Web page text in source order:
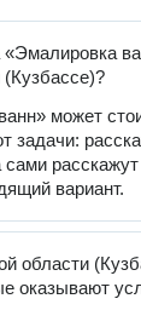
«Эмалировка
(Кузбассе)?
может
задачи:
вариант.
области
оказывают